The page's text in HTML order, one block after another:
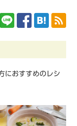
におすすめのレシ